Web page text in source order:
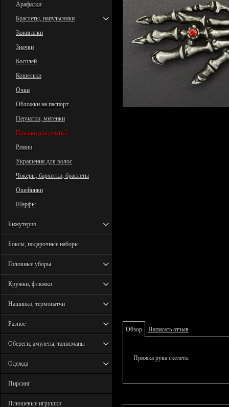
Арафатки
Браслеты, напульсники
Зажигалки
Значки
Косплей
Кошельки
Очки
Обложки на паспорт
Перчатки, митенки
Пряжки для ремней
Ремни
Украшения для волос
Чокеры, бархотки, браслеты
Ошейники
Шарфы
Бижутерия
Боксы, подарочные наборы
Головные уборы
Кружки, фляжки
Нашивки, термопатчи
Разное
Обереги, амулеты, талисманы
Одежда
Пирсинг
Плюшевые игрушки
Обзор Написать отзыв
Пряжка рука скелета.